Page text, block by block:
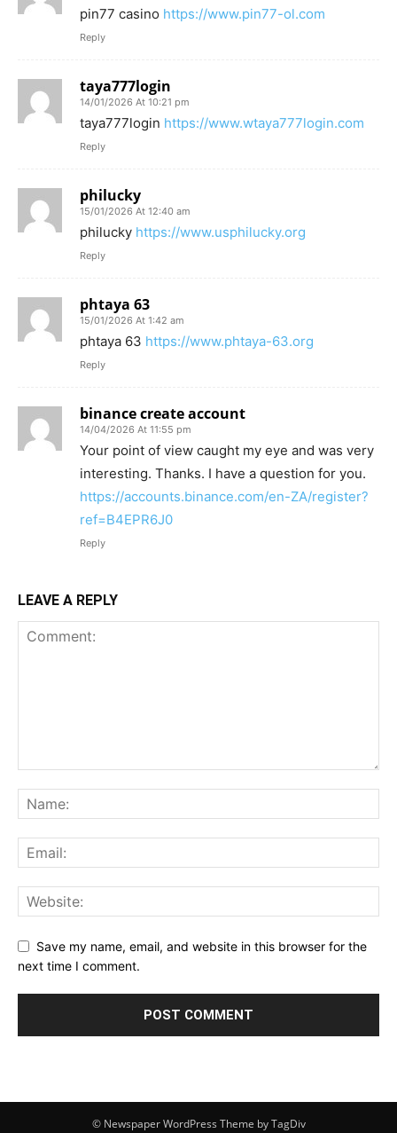
pin77 casino https://www.pin77-ol.com
Reply
taya777login
14/01/2026 At 10:21 pm
taya777login https://www.wtaya777login.com
Reply
philucky
15/01/2026 At 12:40 am
philucky https://www.usphilucky.org
Reply
phtaya 63
15/01/2026 At 1:42 am
phtaya 63 https://www.phtaya-63.org
Reply
binance create account
14/04/2026 At 11:55 pm
Your point of view caught my eye and was very
interesting. Thanks. I have a question for you.
https://accounts.binance.com/en-ZA/register?
ref=B4EPR6J0
Reply
LEAVE A REPLY
Save my name, email, and website in this browser for the
next time I comment.
© Newspaper WordPress Theme by TagDiv